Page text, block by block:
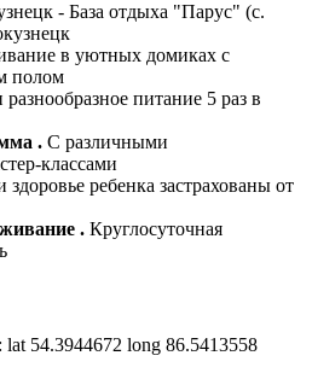
- База отдыха "Парус" (с.
в уютных домиках с
полом
питание 5 раз в
. C различными
классами
ребенка застрахованы от
. Круглосуточная
54.3944672 long 86.5413558